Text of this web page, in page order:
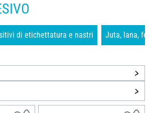
di etichettatura e nastri Juta, lana,